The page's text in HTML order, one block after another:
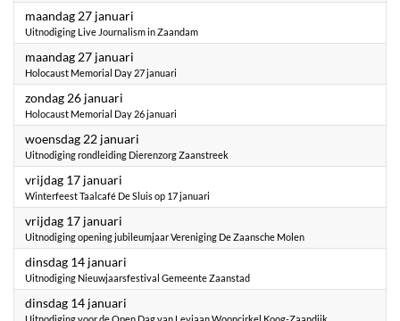
maandag 27 januari
Uitnodiging Live Journalism in Zaandam
maandag 27 januari
Holocaust Memorial Day 27 januari
zondag 26 januari
Holocaust Memorial Day 26 januari
woensdag 22 januari
Uitnodiging rondleiding Dierenzorg Zaanstreek
vrijdag 17 januari
Winterfeest Taalcafé De Sluis op 17 januari
vrijdag 17 januari
Uitnodiging opening jubileumjaar Vereniging De Zaansche Molen
dinsdag 14 januari
Uitnodiging Nieuwjaarsfestival Gemeente Zaanstad
dinsdag 14 januari